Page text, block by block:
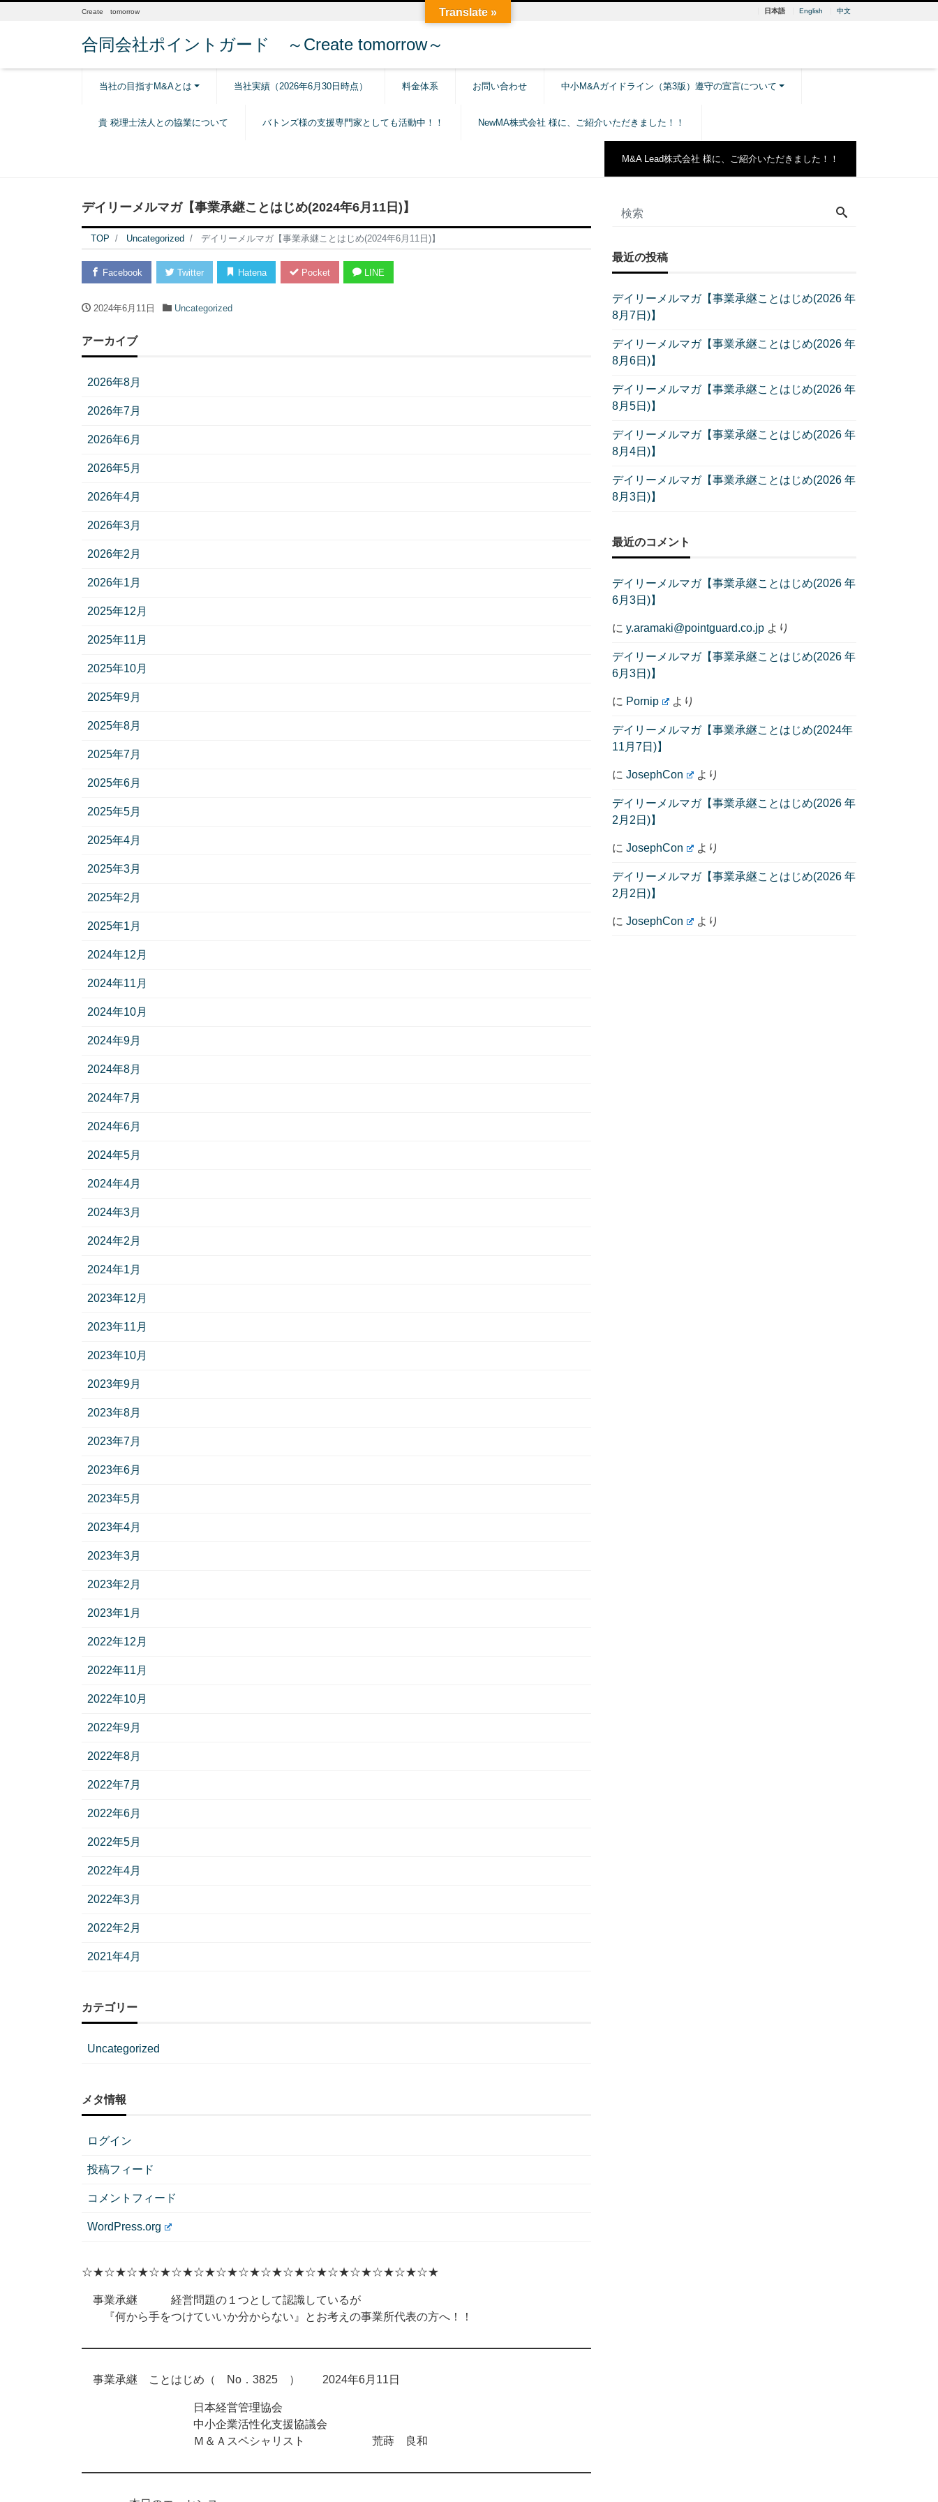
日本語 English 中文
Create tomorrow
合同会社ポイントガード ～Create tomorrow～
当社の目指すM&Aとは 当社実績（2026年6月30日時点） 料金体系 お問い合わせ 中小M&Aガイドライン（第3版）遵守の宣言について
貴 税理士法人との協業について バトンズ様の支援専門家としても活動中！！ NewMA株式会社 様に、ご紹介いただきました！！
M&A Lead株式会社 様に、ご紹介いただきました！！
デイリーメルマガ【事業承継ことはじめ(2024年6月11日)】
TOP Uncategorized デイリーメルマガ【事業承継ことはじめ(2024年6月11日)】
Facebook Twitter Hatena Pocket LINE
2024年6月11日 Uncategorized
アーカイブ
2026年8月
2026年7月
2026年6月
2026年5月
2026年4月
2026年3月
2026年2月
2026年1月
2025年12月
2025年11月
2025年10月
2025年9月
2025年8月
2025年7月
2025年6月
2025年5月
2025年4月
2025年3月
2025年2月
2025年1月
2024年12月
2024年11月
2024年10月
2024年9月
2024年8月
2024年7月
2024年6月
2024年5月
2024年4月
2024年3月
2024年2月
2024年1月
2023年12月
2023年11月
2023年10月
2023年9月
2023年8月
2023年7月
2023年6月
2023年5月
2023年4月
2023年3月
2023年2月
2023年1月
2022年12月
2022年11月
2022年10月
2022年9月
2022年8月
2022年7月
2022年6月
2022年5月
2022年4月
2022年3月
2022年2月
2021年4月
カテゴリー
Uncategorized
メタ情報
ログイン
投稿フィード
コメントフィード
WordPress.org
☆★☆★☆★☆★☆★☆★☆★☆★☆★☆★☆★☆★☆★☆★☆★☆★
事業承継 経営問題の１つとして認識しているが
『何から手をつけていいか分からない』とお考えの事業所代表の方へ！！
事業承継 ことはじめ（ No．3825 ） 2024年6月11日
日本経営管理協会
中小企業活性化支援協議会
Ｍ＆Ａスペシャリスト 荒蒔 良和
最近の投稿
デイリーメルマガ【事業承継ことはじめ(2026 年
8月7日)】
デイリーメルマガ【事業承継ことはじめ(2026 年
8月6日)】
デイリーメルマガ【事業承継ことはじめ(2026 年
8月5日)】
デイリーメルマガ【事業承継ことはじめ(2026 年
8月4日)】
デイリーメルマガ【事業承継ことはじめ(2026 年
8月3日)】
最近のコメント
デイリーメルマガ【事業承継ことはじめ(2026 年
6月3日)】
に y.aramaki@pointguard.co.jp より
デイリーメルマガ【事業承継ことはじめ(2026 年
6月3日)】
に Pornip より
デイリーメルマガ【事業承継ことはじめ(2024年
11月7日)】
に JosephCon より
デイリーメルマガ【事業承継ことはじめ(2026 年
2月2日)】
に JosephCon より
デイリーメルマガ【事業承継ことはじめ(2026 年
2月2日)】
に JosephCon より
Translate »